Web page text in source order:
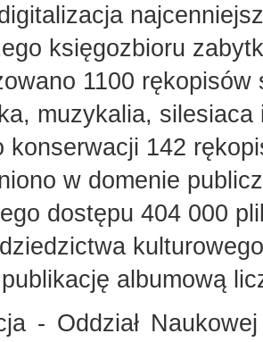
księgozbioru
1100
muzykalia, silesiaca
konserwacji 142
w domenie
dostępu 404 000
kulturowego
albumową
- Oddział